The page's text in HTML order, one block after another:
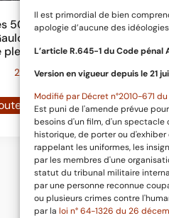
Il est primordial de bien
apologie d’aucune des
L’article R.645­-1 du Code
Version en vigueur depuis le 21
Modifié par Décret n°2010-671
Est puni de l'amende prévue
besoins d'un film, d'un
historique, de porter ou
rappelant les uniformes, les
par les membres d'une
statut du tribunal militaire
par une personne reconnue
ou plusieurs crimes contre
par la loi n° 64-1326 du 26
50 ; lot d’un paquet de
troupe et d’une
d’eau de vie
25,00€
au panier